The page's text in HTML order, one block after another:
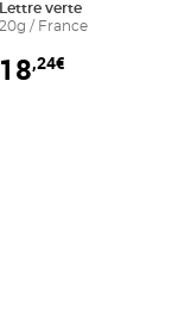
panier
Lettre verte
20g / France
18,24€